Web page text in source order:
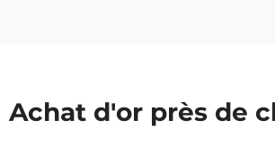
Achat d'or près de